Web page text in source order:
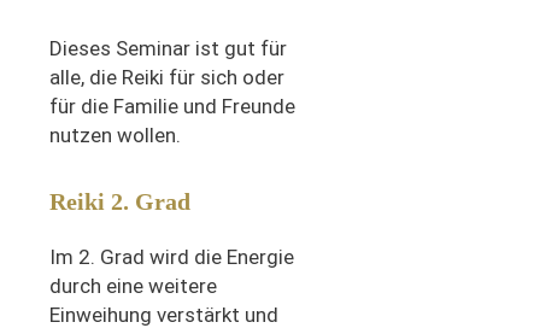
Dieses Seminar ist gut für
alle, die Reiki für sich oder
für die Familie und Freunde
nutzen wollen.
Reiki 2. Grad
Im 2. Grad wird die Energie
durch eine weitere
Einweihung verstärkt und